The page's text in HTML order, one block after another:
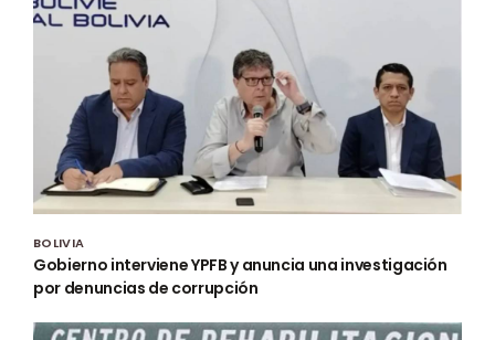
BOLIVIA
Gobierno interviene YPFB y anuncia una investigación
por denuncias de corrupción